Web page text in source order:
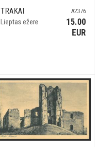
TRAKAI
Lieptas ežere
A2376
15.00
EUR